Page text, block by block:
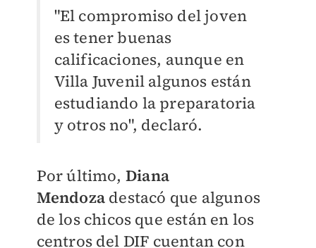
"El compromiso del joven
es tener buenas
calificaciones, aunque en
Villa Juvenil algunos están
estudiando la preparatoria
y otros no", declaró.
Por último, Diana
Mendozadestacó que algunos
de los chicos que están en los
centros del DIF cuentan con